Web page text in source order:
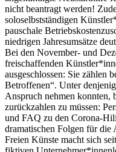
nicht beantragt werden!
soloselbstständigen
pauschale
niedrigen Jahresumsätze
Bei den November- und
freischaffenden
ausgeschlossen: Sie zählen
Betroffenen“. Unter
Anspruch nehmen konnten,
zurückzahlen zu müssen:
und FAQ zu den Corona-
dramatischen Folgen für
Freien Künste macht sich